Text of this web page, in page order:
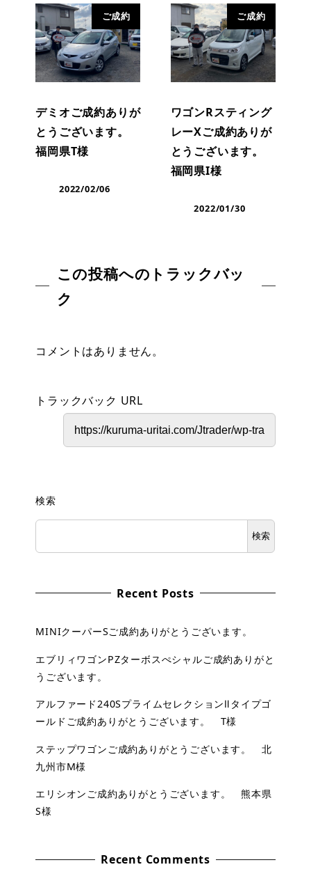
ご成約
デミオご成約ありが
とうございます。
福岡県T様
2022/02/06
ご成約
ワゴンRスティング
レーXご成約ありが
とうございます。
福岡県I様
2022/01/30
この投稿へのトラックバッ
ク
コメントはありません。
トラックバック URL
検索
検索
Recent Posts
MINIクーパーSご成約ありがとうございます。
エブリィワゴンPZターボスぺシャルご成約ありがと
うございます。
アルファード240SプライムセレクションⅡタイプゴ
ールドご成約ありがとうございます。 T様
ステップワゴンご成約ありがとうございます。 北
九州市M様
エリシオンご成約ありがとうございます。 熊本県
S様
Recent Comments